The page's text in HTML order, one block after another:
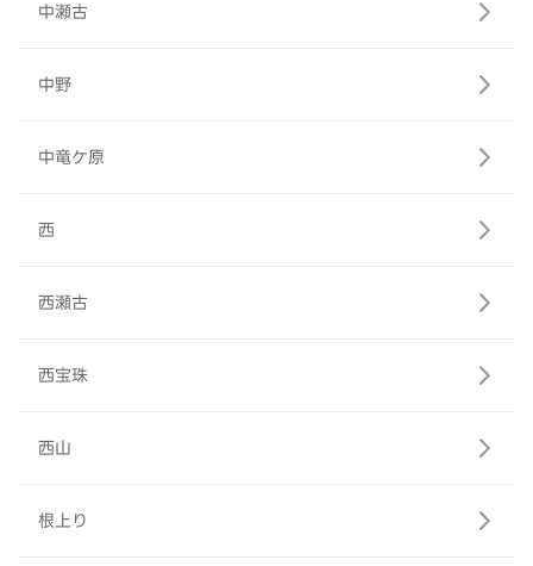
中瀬古
中野
中竜ケ原
西
西瀬古
西宝珠
西山
根上り